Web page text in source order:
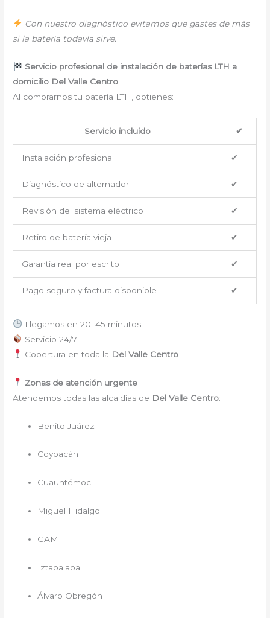
Con nuestro diagnóstico evitamos que gastes de más
si la batería todavía sirve.
Servicio profesional de instalación de baterías LTH a
domicilio Del Valle Centro
Al comprarnos tu batería LTH, obtienes:
Servicio incluido ✔
Instalación profesional ✔
Diagnóstico de alternador ✔
Revisión del sistema eléctrico ✔
Retiro de batería vieja ✔
Garantía real por escrito ✔
Pago seguro y factura disponible ✔
Llegamos en 20–45 minutos
Servicio 24/7
Cobertura en toda la Del Valle Centro
Zonas de atención urgente
Atendemos todas las alcaldías de Del Valle Centro:
Benito Juárez
Coyoacán
Cuauhtémoc
Miguel Hidalgo
GAM
Iztapalapa
Álvaro Obregón